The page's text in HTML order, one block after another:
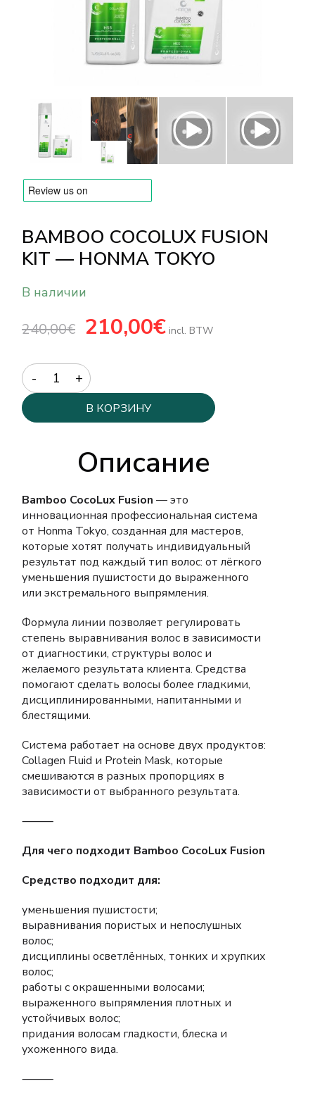
Оплата и доставка
Часто задаваемые вопросы
Контакты
Отзывы
BAMBOO COCOLUX FUSION
KIT — HONMA TOKYO
В наличии
240,00€
Первоначальная
цена
210,00€Текущая
цена:
incl. BTW
Quantity
В КОРЗИНУ
Описание
Bamboo CocoLux Fusion — это
инновационная профессиональная система
от Honma Tokyo, созданная для мастеров,
которые хотят получать индивидуальный
результат под каждый тип волос: от лёгкого
уменьшения пушистости до выраженного
или экстремального выпрямления.
Формула линии позволяет регулировать
степень выравнивания волос в зависимости
от диагностики, структуры волос и
желаемого результата клиента. Средства
помогают сделать волосы более гладкими,
дисциплинированными, напитанными и
блестящими.
Система работает на основе двух продуктов:
Collagen Fluid и Protein Mask, которые
смешиваются в разных пропорциях в
зависимости от выбранного результата.
⸻
Для чего подходит Bamboo CocoLux Fusion
Средство подходит для:
уменьшения пушистости;
выравнивания пористых и непослушных
волос;
дисциплины осветлённых, тонких и хрупких
волос;
работы с окрашенными волосами;
выраженного выпрямления плотных и
устойчивых волос;
придания волосам гладкости, блеска и
ухоженного вида.
⸻